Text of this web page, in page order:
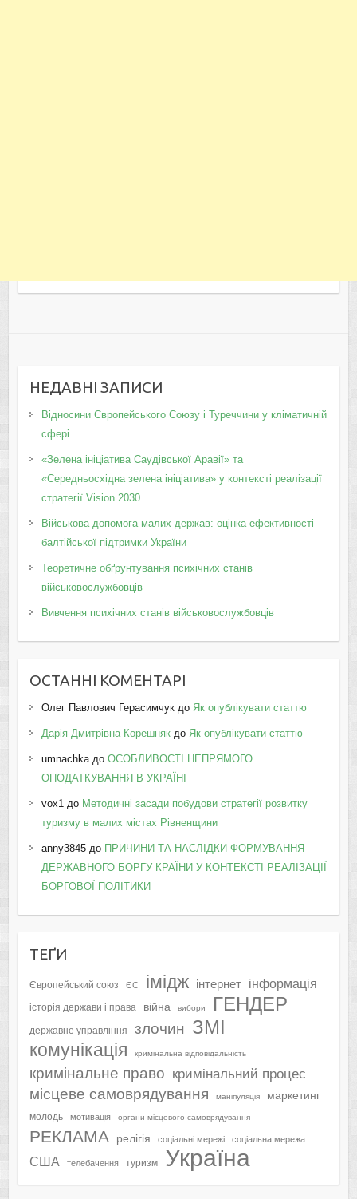
НЕДАВНІ ЗАПИСИ
Відносини Європейського Союзу і Туреччини у кліматичній
сфері
«Зелена ініціатива Саудівської Аравії» та
«Середньосхідна зелена ініціатива» у контексті реалізації
стратегії Vision 2030
Військова допомога малих держав: оцінка ефективності
балтійської підтримки України
Теоретичне обґрунтування психічних станів
військовослужбовців
Вивчення психічних станів військовослужбовців
ОСТАННІ КОМЕНТАРІ
Олег Павлович Герасимчукдо Як опублікувати статтю
Дарія Дмитрівна Корешнякдо Як опублікувати статтю
umnachkaдо ОСОБЛИВОСТІ НЕПРЯМОГО
ОПОДАТКУВАННЯ В УКРАЇНІ
vox1до Методичні засади побудови стратегії розвитку
туризму в малих містах Рівненщини
anny3845до ПРИЧИНИ ТА НАСЛІДКИ ФОРМУВАННЯ
ДЕРЖАВНОГО БОРГУ КРАЇНИ У КОНТЕКСТІ РЕАЛІЗАЦІЇ
БОРГОВОЇ ПОЛІТИКИ
ТЕҐИ
Європейський союз ЄС імідж інтернет інформація
історія держави і права війна вибори ГЕНДЕР
державне управління злочин ЗМІ
комунікація кримінальна відповідальність
кримінальне право кримінальний процес
місцеве самоврядування маніпуляція маркетинг
молодь мотивація органи місцевого самоврядування
РЕКЛАМА релігія соціальні мережі соціальна мережа
США телебачення туризм Україна